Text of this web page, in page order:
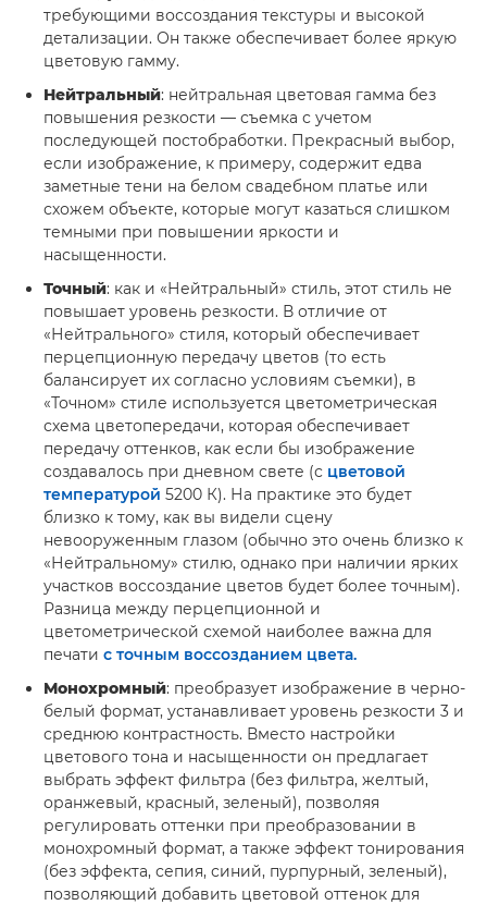
требующими воссоздания текстуры и высокой
детализации. Он также обеспечивает более яркую
цветовую гамму.
Нейтральный: нейтральная цветовая гамма без
повышения резкости — съемка с учетом
последующей постобработки. Прекрасный выбор,
если изображение, к примеру, содержит едва
заметные тени на белом свадебном платье или
схожем объекте, которые могут казаться слишком
темными при повышении яркости и
насыщенности.
Точный: как и «Нейтральный» стиль, этот стиль не
повышает уровень резкости. В отличие от
«Нейтрального» стиля, который обеспечивает
перцепционную передачу цветов (то есть
балансирует их согласно условиям съемки), в
«Точном» стиле используется цветометрическая
схема цветопередачи, которая обеспечивает
передачу оттенков, как если бы изображение
создавалось при дневном свете (с цветовой
температурой 5200 К). На практике это будет
близко к тому, как вы видели сцену
невооруженным глазом (обычно это очень близко к
«Нейтральному» стилю, однако при наличии ярких
участков воссоздание цветов будет более точным).
Разница между перцепционной и
цветометрической схемой наиболее важна для
печати с точным воссозданием цвета.
Монохромный: преобразует изображение в черно-
белый формат, устанавливает уровень резкости 3 и
среднюю контрастность. Вместо настройки
цветового тона и насыщенности он предлагает
выбрать эффект фильтра (без фильтра, желтый,
оранжевый, красный, зеленый), позволяя
регулировать оттенки при преобразовании в
монохромный формат, а также эффект тонирования
(без эффекта, сепия, синий, пурпурный, зеленый),
позволяющий добавить цветовой оттенок для